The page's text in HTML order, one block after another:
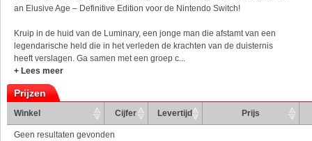
an Elusive Age – Definitive Edition voor de Nintendo Switch!
Kruip in de huid van de Luminary, een jonge man die afstamt van een
legendarische held die in het verleden de krachten van de duisternis
heeft verslagen. Ga samen met een groep c...
+ Lees meer
Prijzen
Winkel Cijfer Levertijd Prijs
Geen resultaten gevonden